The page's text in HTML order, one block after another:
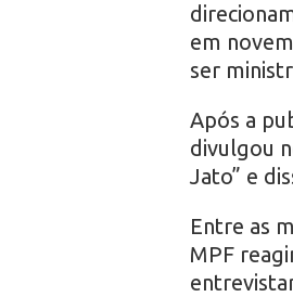
em
ser
Após a
divulgou
Jato” e
Entre as
MPF